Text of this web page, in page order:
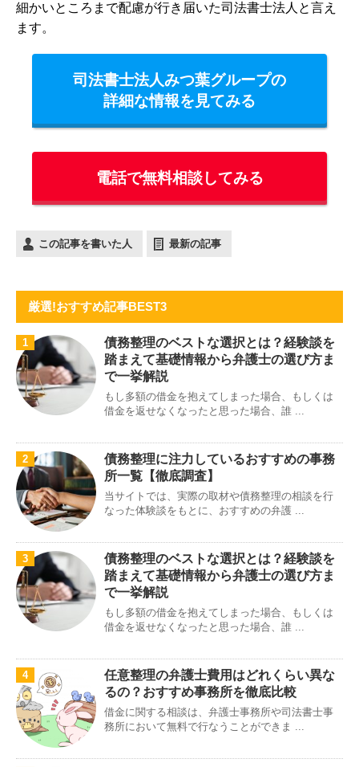
細かいところまで配慮が行き届いた司法書士法人と言え
ます。
司法書士法人みつ葉グループの
詳細な情報を見てみる
電話で無料相談してみる
この記事を書いた人 最新の記事
厳選!おすすめ記事BEST3
1
債務整理のベストな選択とは？経験談を
踏まえて基礎情報から弁護士の選び方ま
で一挙解説
もし多額の借金を抱えてしまった場合、もしくは
借金を返せなくなったと思った場合、誰 ...
2
債務整理に注力しているおすすめの事務
所一覧【徹底調査】
当サイトでは、実際の取材や債務整理の相談を行
なった体験談をもとに、おすすめの弁護 ...
3
債務整理のベストな選択とは？経験談を
踏まえて基礎情報から弁護士の選び方ま
で一挙解説
もし多額の借金を抱えてしまった場合、もしくは
借金を返せなくなったと思った場合、誰 ...
4
任意整理の弁護士費用はどれくらい異な
るの？おすすめ事務所を徹底比較
借金に関する相談は、弁護士事務所や司法書士事
務所において無料で行なうことができま ...